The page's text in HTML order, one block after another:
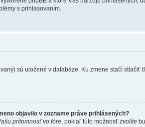
s prihlasovaním.
sú uložené v databáze. Ku zmene stačí
objavilo v zozname práve prihlásených?
prítomnosť vo fóre, pokiaľ túto možnosť zvolíte